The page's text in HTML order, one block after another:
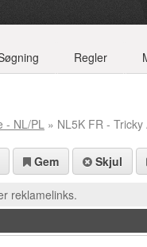
Regler
- NL/PL » NL5K FR - Tricky
Gem Skjul
reklamelinks.